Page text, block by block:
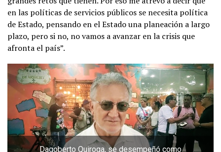
en las políticas de servicios públicos se necesita política
de Estado, pensando en el Estado una planeación a largo
plazo, pero si no, no vamos a avanzar en la crisis que
afronta el país”.
Dagoberto Quiroga, se desempeñó como